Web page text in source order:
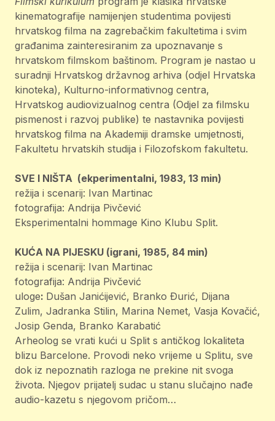
kinematografije namijenjen studentima povijesti
hrvatskog filma na zagrebačkim fakultetima i svim
građanima zainteresiranim za upoznavanje s
hrvatskom filmskom baštinom. Program je nastao u
suradnji Hrvatskog državnog arhiva (odjel Hrvatska
kinoteka), Kulturno-informativnog centra,
Hrvatskog audiovizualnog centra (Odjel za filmsku
pismenost i razvoj publike) te nastavnika povijesti
hrvatskog filma na Akademiji dramske umjetnosti,
Fakultetu hrvatskih studija i Filozofskom fakultetu.
SVE I NIŠTA (ekperimentalni, 1983, 13 min)
režija i scenarij: Ivan Martinac
fotografija: Andrija Pivčević
Eksperimentalni hommage Kino Klubu Split.
KUĆA NA PIJESKU (igrani, 1985, 84 min)
režija i scenarij: Ivan Martinac
fotografija: Andrija Pivčević
uloge: Dušan Janićijević, Branko Ðurić, Dijana
Zulim, Jadranka Stilin, Marina Nemet, Vasja Kovačić,
Josip Genda, Branko Karabatić
Arheolog se vrati kući u Split s antičkog lokaliteta
blizu Barcelone. Provodi neko vrijeme u Splitu, sve
dok iz nepoznatih razloga ne prekine nit svoga
života. Njegov prijatelj sudac u stanu slučajno nađe
audio-kazetu s njegovom pričom…